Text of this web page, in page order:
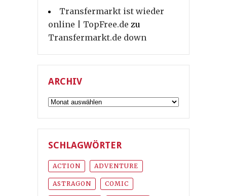
Transfermarkt ist wieder
online | TopFree.de zu
Transfermarkt.de down
ARCHIV
Archiv
SCHLAGWÖRTER
ACTION ADVENTURE
ASTRAGON COMIC